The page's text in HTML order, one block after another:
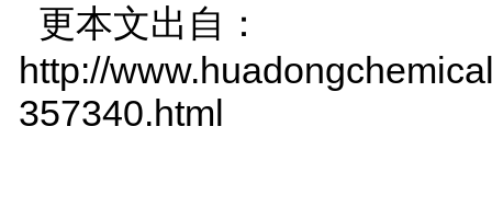
更本文出自：
http://
357340.html